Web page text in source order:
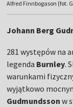
Alfred Finnbogason (fot.
Johann Berg
281 występów na
legenda Burnley.
warunkami
wyjątkowo
Gudmundssonw